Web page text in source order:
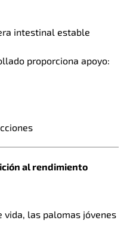
intestinal estable
proporciona apoyo:
al rendimiento
vida, las palomas jóvenes